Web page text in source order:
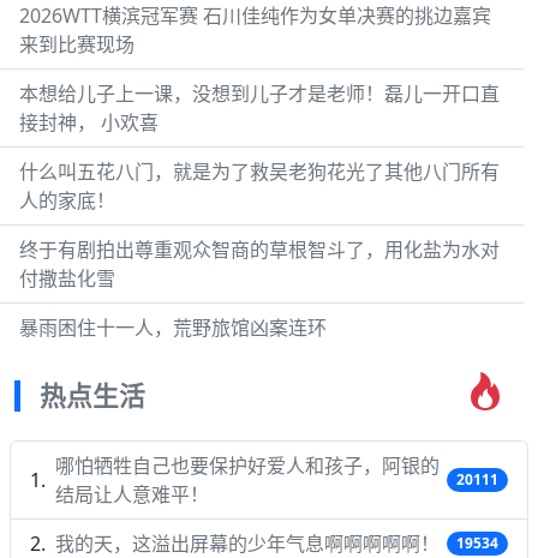
2026WTT横滨冠军赛 石川佳纯作为女单决赛的挑边嘉宾
来到比赛现场
本想给儿子上一课，没想到儿子才是老师！磊儿一开口直
接封神， 小欢喜
什么叫五花八门，就是为了救吴老狗花光了其他八门所有
人的家底！
终于有剧拍出尊重观众智商的草根智斗了，用化盐为水对
付撒盐化雪
暴雨困住十一人，荒野旅馆凶案连环
热点生活
哪怕牺牲自己也要保护好爱人和孩子，阿银的
结局让人意难平！
20111
我的天，这溢出屏幕的少年气息啊啊啊啊啊！ 19534